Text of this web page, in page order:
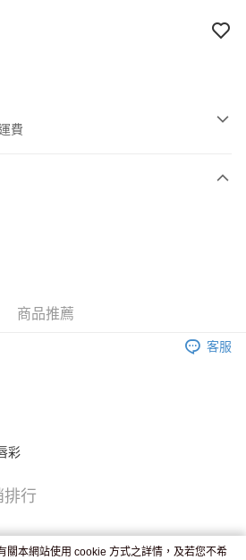
費
後2-4個工作天到店，7天內取。逾期後
商品推薦
客服
彩
排行
關本網站使用 cookie 方式之詳情，及若您不希